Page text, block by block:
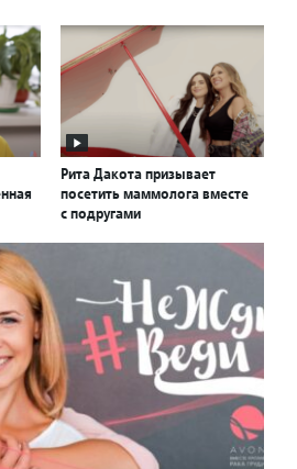
Рита Дакота призывает
посетить маммолога вместе
с подругами